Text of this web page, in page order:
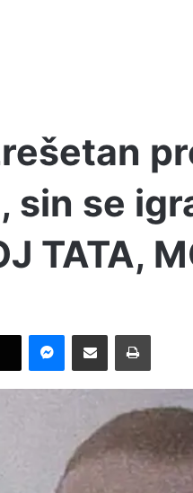
sin se
TATA,
Messenger
Pošalji preko E-Maila Printaj